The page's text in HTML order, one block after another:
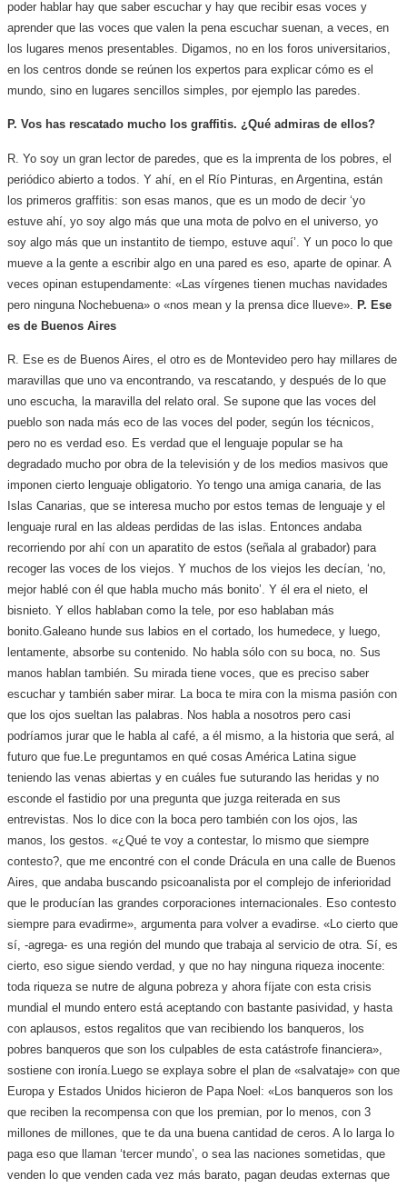
poder hablar hay que saber escuchar y hay que recibir esas voces y
aprender que las voces que valen la pena escuchar suenan, a veces, en
los lugares menos presentables. Digamos, no en los foros universitarios,
en los centros donde se reúnen los expertos para explicar cómo es el
mundo, sino en lugares sencillos simples, por ejemplo las paredes.
P. Vos has rescatado mucho los graffitis. ¿Qué admiras de ellos?
R. Yo soy un gran lector de paredes, que es la imprenta de los pobres, el
periódico abierto a todos. Y ahí, en el Río Pinturas, en Argentina, están
los primeros graffitis: son esas manos, que es un modo de decir ‘yo
estuve ahí, yo soy algo más que una mota de polvo en el universo, yo
soy algo más que un instantito de tiempo, estuve aquí’. Y un poco lo que
mueve a la gente a escribir algo en una pared es eso, aparte de opinar. A
veces opinan estupendamente: «Las vírgenes tienen muchas navidades
pero ninguna Nochebuena» o «nos mean y la prensa dice llueve».
P. Ese
es de Buenos Aires
R. Ese es de Buenos Aires, el otro es de Montevideo pero hay millares de
maravillas que uno va encontrando, va rescatando, y después de lo que
uno escucha, la maravilla del relato oral. Se supone que las voces del
pueblo son nada más eco de las voces del poder, según los técnicos,
pero no es verdad eso. Es verdad que el lenguaje popular se ha
degradado mucho por obra de la televisión y de los medios masivos que
imponen cierto lenguaje obligatorio. Yo tengo una amiga canaria, de las
Islas Canarias, que se interesa mucho por estos temas de lenguaje y el
lenguaje rural en las aldeas perdidas de las islas. Entonces andaba
recorriendo por ahí con un aparatito de estos (señala al grabador) para
recoger las voces de los viejos. Y muchos de los viejos les decían, ‘no,
mejor hablé con él que habla mucho más bonito’. Y él era el nieto, el
bisnieto. Y ellos hablaban como la tele, por eso hablaban más
bonito.Galeano hunde sus labios en el cortado, los humedece, y luego,
lentamente, absorbe su contenido. No habla sólo con su boca, no. Sus
manos hablan también. Su mirada tiene voces, que es preciso saber
escuchar y también saber mirar. La boca te mira con la misma pasión con
que los ojos sueltan las palabras. Nos habla a nosotros pero casi
podríamos jurar que le habla al café, a él mismo, a la historia que será, al
futuro que fue. Le preguntamos en qué cosas América Latina sigue
teniendo las venas abiertas y en cuáles fue suturando las heridas y no
esconde el fastidio por una pregunta que juzga reiterada en sus
entrevistas. Nos lo dice con la boca pero también con los ojos, las
manos, los gestos. «¿Qué te voy a contestar, lo mismo que siempre
contesto?, que me encontré con el conde Drácula en una calle de Buenos
Aires, que andaba buscando psicoanalista por el complejo de inferioridad
que le producían las grandes corporaciones internacionales. Eso contesto
siempre para evadirme», argumenta para volver a evadirse. «Lo cierto que
sí, -agrega- es una región del mundo que trabaja al servicio de otra. Sí, es
cierto, eso sigue siendo verdad, y que no hay ninguna riqueza inocente:
toda riqueza se nutre de alguna pobreza y ahora fíjate con esta crisis
mundial el mundo entero está aceptando con bastante pasividad, y hasta
con aplausos, estos regalitos que van recibiendo los banqueros, los
pobres banqueros que son los culpables de esta catástrofe financiera»,
sostiene con ironía. Luego se explaya sobre el plan de «salvataje» con que
Europa y Estados Unidos hicieron de Papa Noel: «Los banqueros son los
que reciben la recompensa con que los premian, por lo menos, con 3
millones de millones, que te da una buena cantidad de ceros. A lo larga lo
paga eso que llaman ‘tercer mundo’, o sea las naciones sometidas, que
venden lo que venden cada vez más barato, pagan deudas externas que